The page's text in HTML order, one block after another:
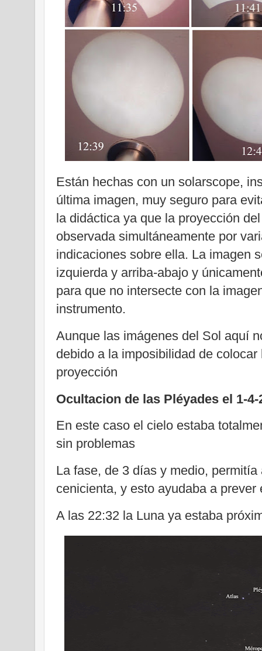
Están hechas con un solarscope,
última imagen, muy seguro para
la didáctica ya que la proyección
observada simultáneamente por
indicaciones sobre ella. La imagen
izquierda y arriba-abajo y
para que no intersecte con la
instrumento.
Aunque las imágenes del Sol aquí
debido a la imposibilidad de
proyección
Ocultacion de las Pléyades el 1-4-
En este caso el cielo estaba
sin problemas
La fase, de 3 días y medio,
cenicienta, y esto ayudaba a
A las 22:32 la Luna ya estaba